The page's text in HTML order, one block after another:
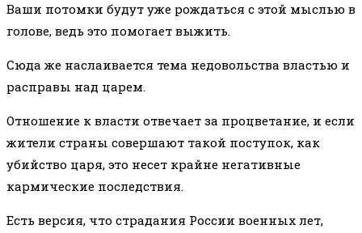
Ваши потомки будут уже рождаться с этой мыслью в
голове, ведь это помогает выжить.
Сюда же наслаивается тема недовольства властью и
расправы над царем.
Отношение к власти отвечает за процветание, и если
жители страны совершают такой поступок, как
убийство царя, это несет крайне негативные
кармические последствия.
Есть версия, что страдания России военных лет,